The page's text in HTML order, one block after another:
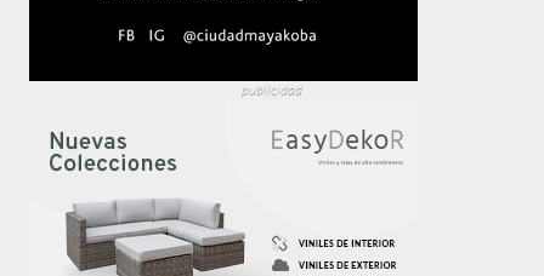
publicidad